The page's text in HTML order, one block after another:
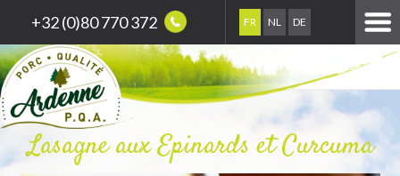
+32 (0)80 770 372 FR NL DE
Lasagne aux Epinards et Curcuma